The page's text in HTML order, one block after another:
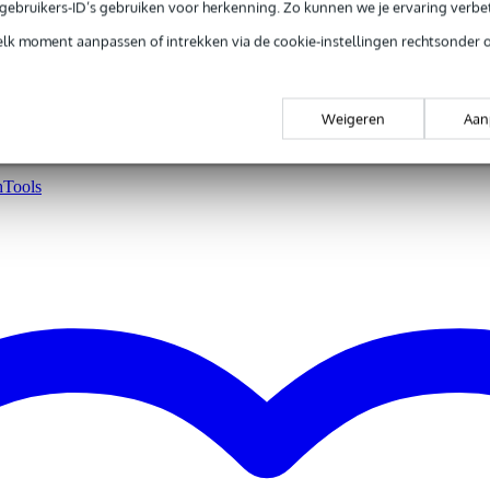
ID’s gebruiken voor herkenning. Zo kunnen we je ervaring
moment aanpassen of intrekken via de cookie-instellingen rechtsonder
Weigeren